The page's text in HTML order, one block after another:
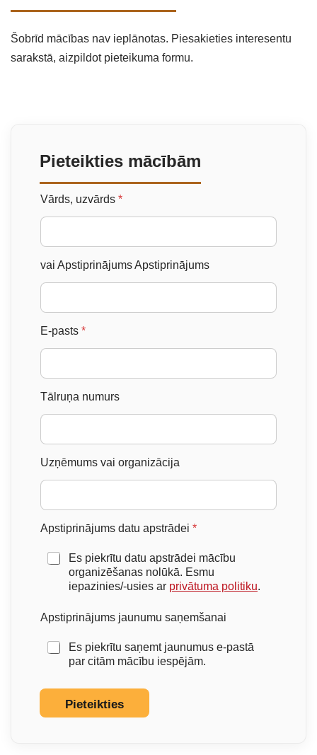
Šobrīd mācības nav ieplānotas. Piesakieties interesentu
sarakstā, aizpildot pieteikuma formu.
Pieteikties mācībām
Vārds, uzvārds *
vai Apstiprinājums Apstiprinājums
E-pasts *
Tālruņa numurs
Uzņēmums vai organizācija
Apstiprinājums datu apstrādei *
Es piekrītu datu apstrādei mācību
organizēšanas nolūkā. Esmu
iepazinies/-usies ar privātuma politiku.
Apstiprinājums jaunumu saņemšanai
Es piekrītu saņemt jaunumus e-pastā
par citām mācību iespējām.
Pieteikties